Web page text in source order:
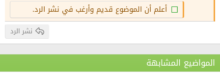
Verdana
أعلم أن الموضوع قديم وأرغب في نشر الرد.
نشر الرد
المواضيع المشابهة